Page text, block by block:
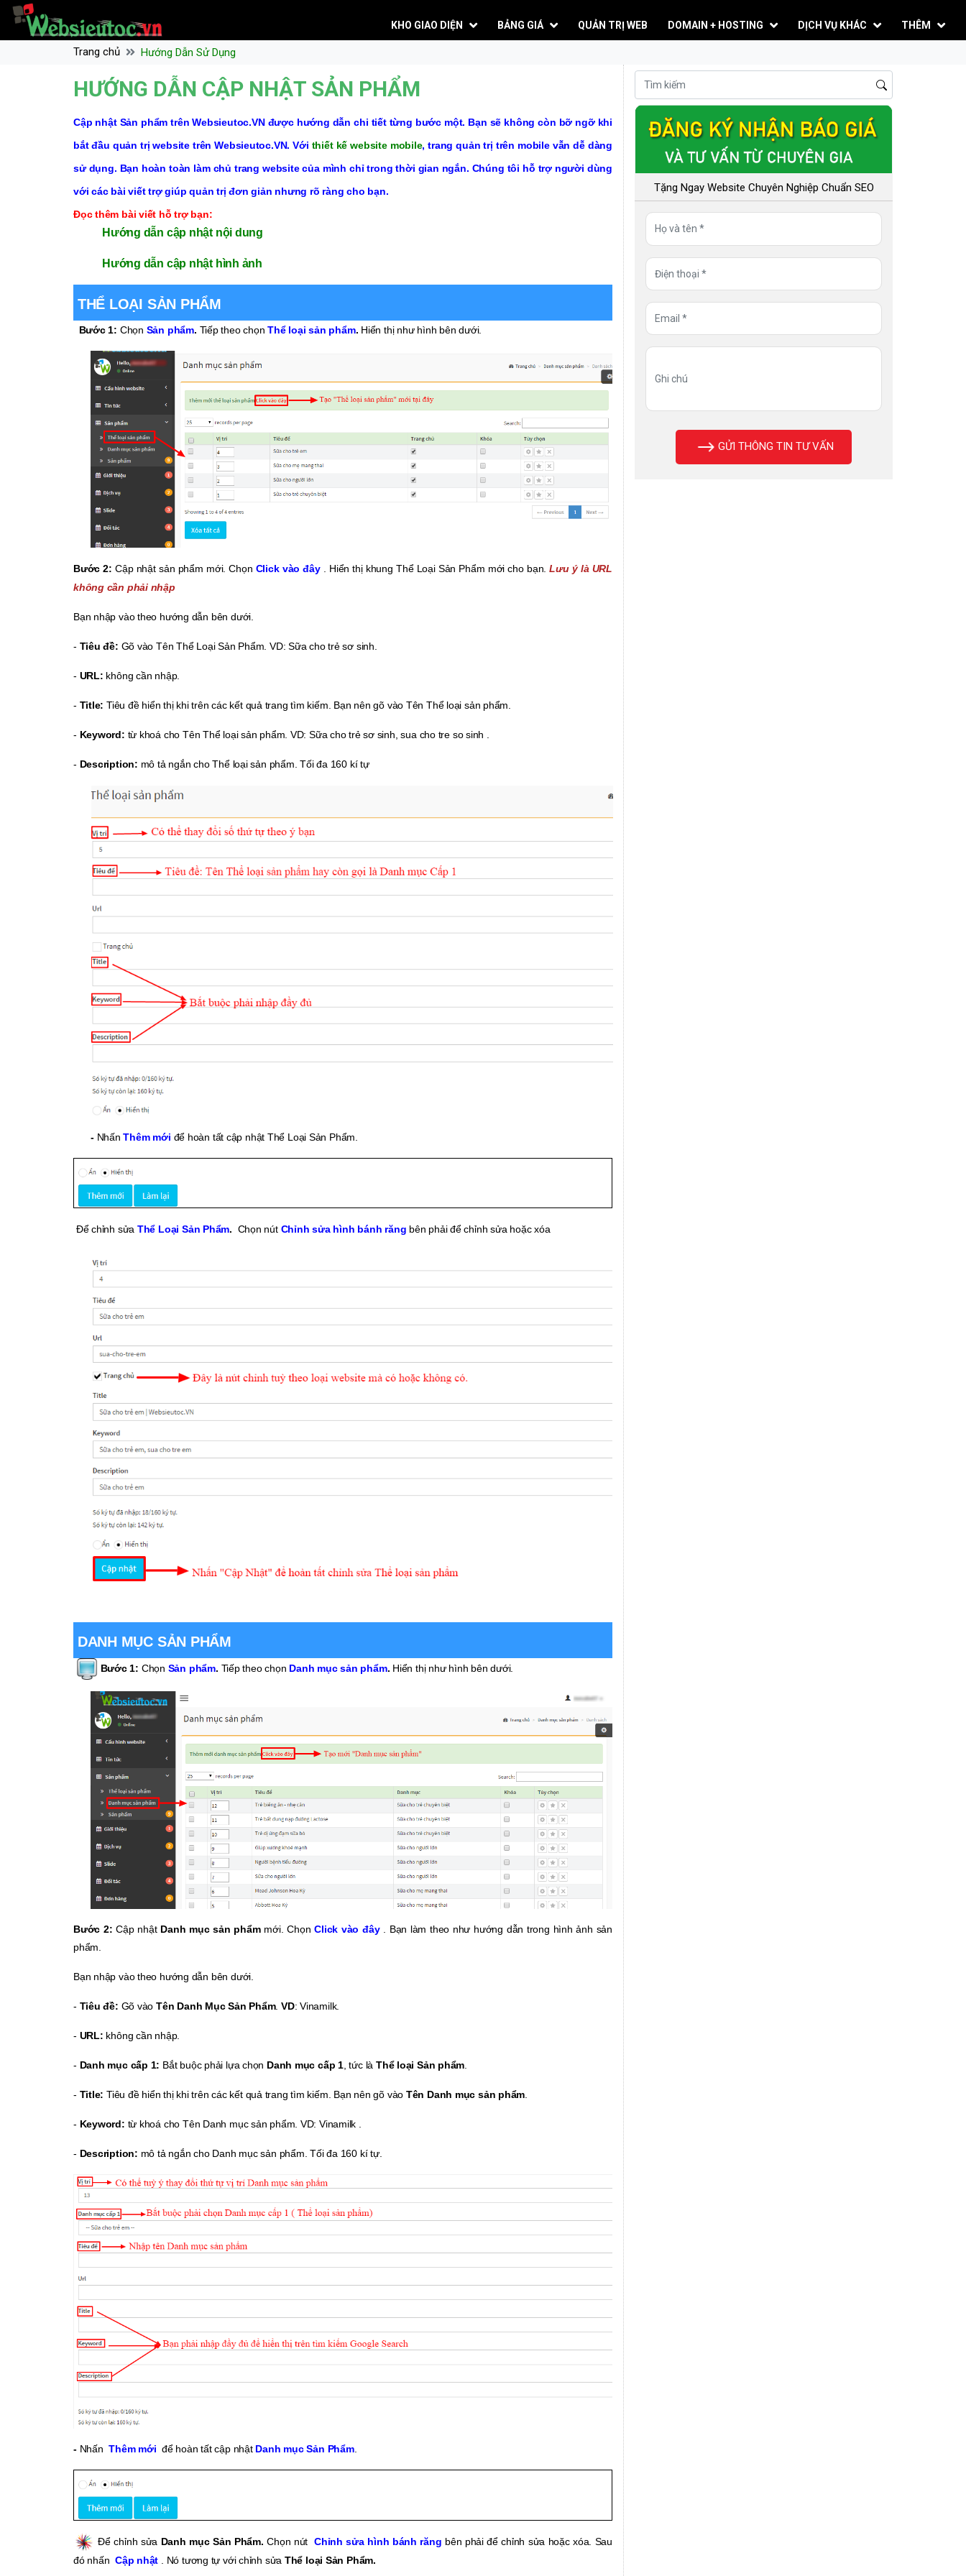
KHO GIAO DIỆN BẢNG GIÁ QUẢN TRỊ WEB DOMAIN + HOSTING DỊCH VỤ KHÁC THÊM
Trang chủ Hướng Dẫn Sử Dụng
HƯỚNG DẪN CẬP NHẬT SẢN PHẨM
Cập nhật Sản phẩm trên Websieutoc.VN được hướng dẫn chi tiết từng bước một. Bạn sẽ không còn bỡ ngỡ khi
bắt đầu quản trị website trên Websieutoc.VN. Với thiết kế website mobile, trang quản trị trên mobile vẫn dễ dàng
sử dụng. Bạn hoàn toàn làm chủ trang website của mình chỉ trong thời gian ngắn. Chúng tôi hỗ trợ người dùng
với các bài viết trợ giúp quản trị đơn giản nhưng rõ ràng cho bạn.
Đọc thêm bài viết hỗ trợ bạn:
Hướng dẫn cập nhật nội dung
Hướng dẫn cập nhật hình ảnh
THỂ LOẠI SẢN PHẨM
Bước 1: Chọn Sản phẩm. Tiếp theo chọn Thể loại sản phẩm. Hiển thị như hình bên dưới.
Bước 2:Cập nhật sản phẩm mới. Chọn Click vào đây . Hiển thị khung Thể Loại Sản Phẩm mới cho bạn.Lưu ý là URL
không cần phải nhập
Bạn nhập vào theo hướng dẫn bên dưới.
- Tiêu đề: Gõ vào Tên Thể Loại Sản Phẩm. VD: Sữa cho trẻ sơ sinh.
- URL: không cần nhập.
- Title: Tiêu đề hiển thị khi trên các kết quả trang tìm kiếm. Bạn nên gõ vào Tên Thể loại sản phẩm.
- Keyword: từ khoá cho Tên Thể loại sản phẩm. VD: Sữa cho trẻ sơ sinh, sua cho tre so sinh .
- Description: mô tả ngắn cho Thể loại sản phẩm. Tối đa 160 kí tự
-NhấnThêm mới để hoàn tất cập nhật Thể Loại Sản Phẩm.
Để chỉnh sửa Thể Loại Sản Phẩm. Chọn nútChỉnh sửa hình bánh răng bên phảiđể chỉnh sửa hoặc xóa
DANH MỤC SẢN PHẨM
Bước 1: Chọn Sản phẩm. Tiếp theo chọn Danh mục sản phẩm. Hiển thị như hình bên dưới.
Bước 2:Cập nhật Danh mục sản phẩmmới. Chọn Click vào đây
. Bạn làm theo như hướng dẫn trong hình ảnh sản
phẩm.
Bạn nhập vào theo hướng dẫn bên dưới.
- Tiêu đề: Gõ vàoTên Danh Mục Sản Phẩm.VD: Vinamilk.
- URL: không cần nhập.
- Danh mục cấp 1: Bắt buộc phải lựa chọn Danh mục cấp 1, tức là Thể loại Sản phẩm
- Title: Tiêu đề hiển thị khi trên các kết quả trang tìm kiếm. Bạn nên gõ vào Tên Danh mục sản phẩm
- Keyword: từ khoá cho Tên Danh mục sản phẩm. VD: Vinamilk .
- Description: mô tả ngắn cho Danh mục sản phẩm. Tối đa 160 kí tự.
-Nhấn Thêm mới để hoàn tất cập nhật Danh mục Sản Phẩm.
Để chỉnh sửa Danh mụcSản Phẩm.Chọn nút Chỉnh sửa hình bánh răng bên phảiđể chỉnh sửa hoặc xóa. Sau
đó nhấn Cập nhật . Nó tương tự với chỉnh sửa Thể loại Sản Phẩm.
Tặng Ngay Website Chuyên Nghiệp Chuẩn SEO
GỬI THÔNG TIN TƯ VẤN